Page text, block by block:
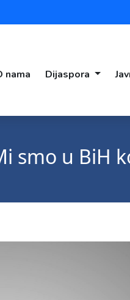
nama Dijaspora
smo u BiH